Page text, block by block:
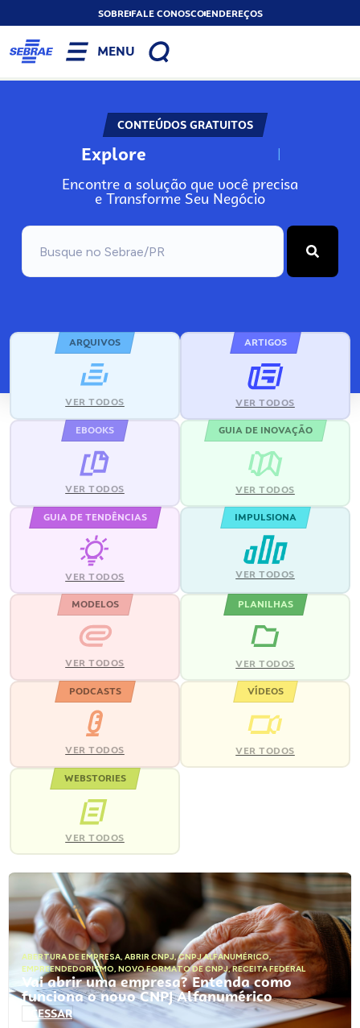
SOBREFALE CONOSCOENDEREÇOS
MENU
CONTEÚDOS GRATUITOS
Explore N
Encontre a solução que você precisa
e Transforme Seu Negócio
ARQUIVOS
VER TODOS
ARTIGOS
VER TODOS
EBOOKS
VER TODOS
GUIA DE INOVAÇÃO
VER TODOS
GUIA DE TENDÊNCIAS
VER TODOS
IMPULSIONA
VER TODOS
MODELOS
VER TODOS
PLANILHAS
VER TODOS
PODCASTS
VER TODOS
VÍDEOS
VER TODOS
WEBSTORIES
VER TODOS
ABERTURA DE EMPRESA, ABRIR CNPJ,CNPJ ALFANUMÉRICO,
EMPREENDEDORISMO, NOVO FORMATO DE CNPJ,RECEITA FEDERAL
Vai abrir uma empresa? Entenda como
funciona o novo CNPJ Alfanumérico
ACESSAR